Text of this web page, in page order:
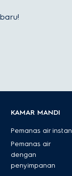
KAMAR MANDI
Pemanas air instan
Pemanas air
dengan
penyimpanan